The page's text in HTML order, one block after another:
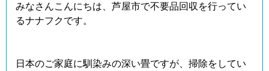
みなさんこんにちは、芦屋市で不要品回収を行ってい
るナナフクです。
日本のご家庭に馴染みの深い畳ですが、掃除をしてい